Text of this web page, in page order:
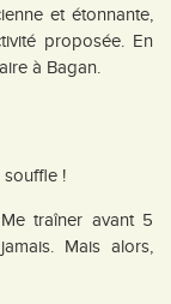
et étonnante,
proposée. En
à Bagan.
souffle !
traîner avant 5
Mais alors,